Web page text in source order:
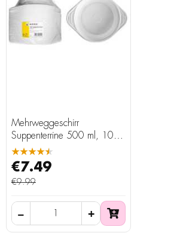
Mehrweggeschirr
Suppenterrine 500 ml, 100
Stück
★★★★★
€7.49
€9.99